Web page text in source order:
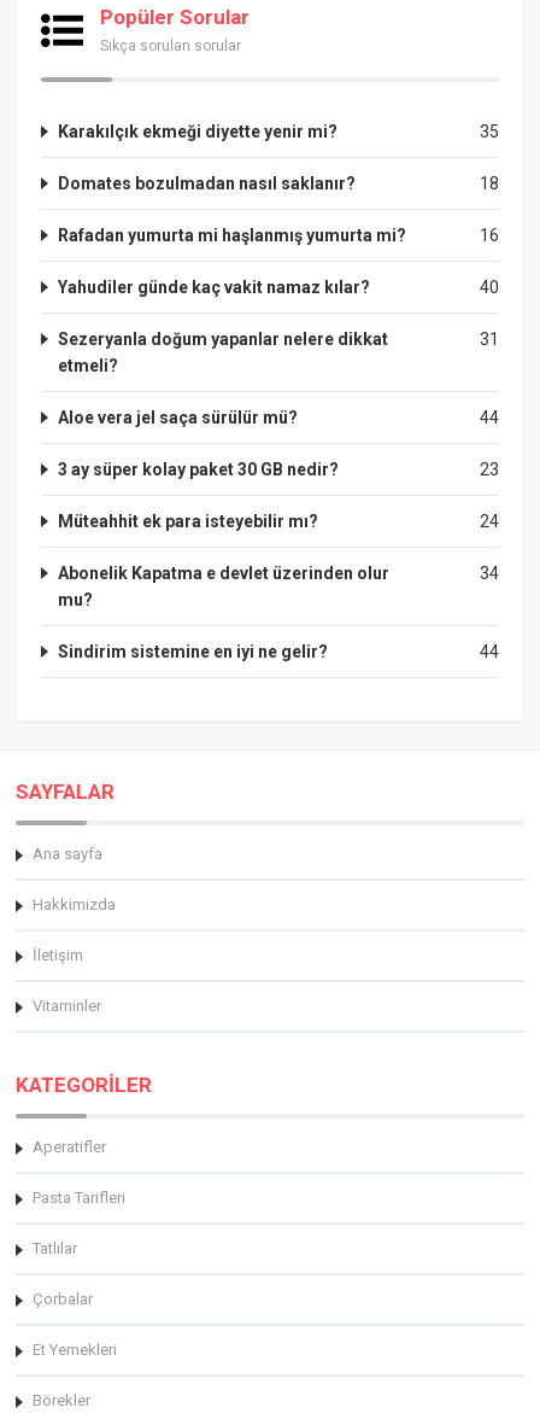
Popüler Sorular
Sıkça sorulan sorular
35
Karakılçık ekmeği diyette yenir mi?
18
Domates bozulmadan nasıl saklanır?
16
Rafadan yumurta mi haşlanmış yumurta mi?
40
Yahudiler günde kaç vakit namaz kılar?
31
Sezeryanla doğum yapanlar nelere dikkat
etmeli?
44
Aloe vera jel saça sürülür mü?
23
3 ay süper kolay paket 30 GB nedir?
24
Müteahhit ek para isteyebilir mı?
34
Abonelik Kapatma e devlet üzerinden olur
mu?
44
Sindirim sistemine en iyi ne gelir?
SAYFALAR
Ana sayfa
Hakkimizda
İletişim
Vitaminler
KATEGORİLER
Aperatifler
Pasta Tarifleri
Tatlılar
Çorbalar
Et Yemekleri
Börekler